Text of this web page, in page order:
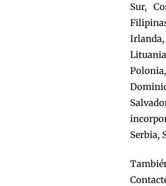
Sur,
Serbia,